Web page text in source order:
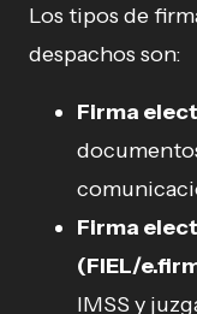
Los tipos de
despachos son:
Firma
Firma
(FIEL/
IMSS y